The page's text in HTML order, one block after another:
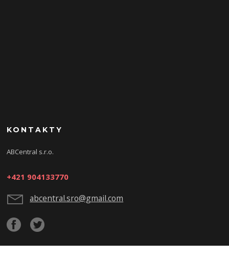
KONTAKTY
ABCentral s.r.o.
+421 904133770
abcentral.sro@gmail.com